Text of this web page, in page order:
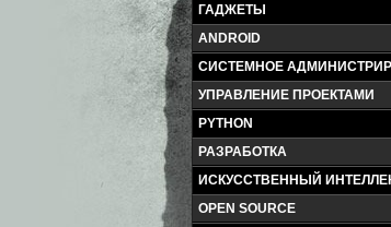
ГАДЖЕТЫ
ANDROID
СИСТЕМНОЕ
УПРАВЛЕНИЕ ПРОЕКТАМИ
PYTHON
РАЗРАБОТКА
ИСКУССТВЕННЫЙ
OPEN SOURCE